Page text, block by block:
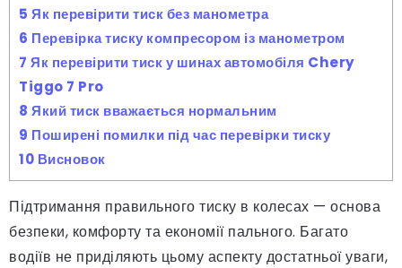
5 Як перевірити тиск без манометра
6 Перевірка тиску компресором із манометром
7 Як перевірити тиск у шинах автомобіля Chery
Tiggo 7 Pro
8 Який тиск вважається нормальним
9 Поширені помилки під час перевірки тиску
10 Висновок
Підтримання правильного тиску в колесах — основа
безпеки, комфорту та економії пального. Багато
водіїв не приділяють цьому аспекту достатньої уваги,